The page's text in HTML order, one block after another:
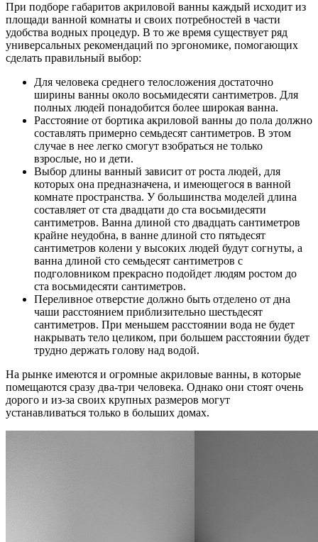
При подборе габаритов акриловой ванны каждый исходит из
площади ванной комнаты и своих потребностей в части
удобства водных процедур. В то же время существует ряд
универсальных рекомендаций по эргономике, помогающих
сделать правильный выбор:
Для человека среднего телосложения достаточно
ширины ванны около восьмидесяти сантиметров. Для
полных людей понадобится более широкая ванна.
Расстояние от бортика акриловой ванны до пола должно
составлять примерно семьдесят сантиметров. В этом
случае в нее легко смогут взобраться не только
взрослые, но и дети.
Выбор длины ванный зависит от роста людей, для
которых она предназначена, и имеющегося в ванной
комнате пространства. У большинства моделей длина
составляет от ста двадцати до ста восьмидесяти
сантиметров. Ванна длиной сто двадцать сантиметров
крайне неудобна, в ванне длиной сто пятьдесят
сантиметров колени у высоких людей будут согнуты, а
ванна длиной сто семьдесят сантиметров с
подголовником прекрасно подойдет людям ростом до
ста восьмидесяти сантиметров.
Переливное отверстие должно быть отделено от дна
чаши расстоянием приблизительно шестьдесят
сантиметров. При меньшем расстоянии вода не будет
накрывать тело целиком, при большем расстоянии будет
трудно держать голову над водой.
На рынке имеются и огромные акриловые ванны, в которые
помещаются сразу два-три человека. Однако они стоят очень
дорого и из-за своих крупных размеров могут
устанавливаться только в больших домах.